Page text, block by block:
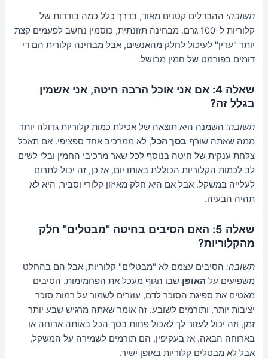
תשובה: ההבדלים קטנים מאוד, בדרך כלל כמה בודדות של
קלוריות ל-100 גרם. מבחינה תזונתית, כוסמין נחשב לפעמים קצת
יותר "עדין" לעיכול לחלק מהאנשים, אבל מבחינה קלורית הם די
דומים בפורמט של חמין מבושל.
שאלה 4: אם אני אוכל הרבה חיטה, אני אשמין
בגלל זה?
תשובה: השמנה היא תוצאה של אכילת כמות קלוריות גדולה יותר
ממה שאתה שורף בסך הכל, לא ממרכיב אחד ספציפי. אם תאכל
צלחת ענקית של חיטה בנוסף לכל שאר מרכיבי החמין ובלי לשים
לב לכמות הקלוריות הכוללת באותו יום, אז כן, זה יכול לתרום
לעלייה במשקל. אבל אם היא חלק מאיזון קלורי וסביר, היא לא
תהיה הבעיה.
שאלה 5: האם הסיבים בחיטה "מבטלים" חלק
מהקלוריות?
תשובה: הסיבים עצמם לא "מבטלים" קלוריות, אבל הם בהחלט
משפיעים על האופן שבו הגוף מעכל את הפחמימות. הסיבים
מאטים את ספיגת הסוכר לדם, עוזרים לשמור על רמות סוכר
יציבות יותר, ותורמים לשובע. זה אומר שאתה מרגיש שבע יותר
זמן, וזה יכול לעזור לך לאכול פחות בסך הכל באותה ארוחה או
בארוחה הבאה. אז בעקיפין, הם תורמים לשמירה על המשקל,
אבל לא מבטלים קלוריות באופן ישיר.